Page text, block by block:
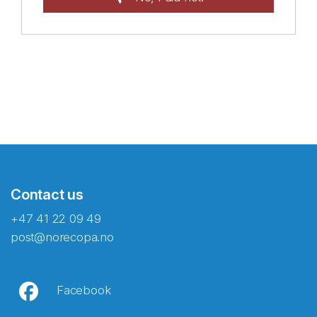
Contact us
+47 41 22 09 49
post@norecopa.no
Facebook